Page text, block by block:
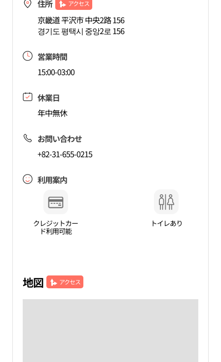
住所 アクセス
京畿道 平沢市 中央2路 156
경기도 평택시 중앙2로 156
営業時間
15:00-03:00
休業日
年中無休
お問い合わせ
+82-31-655-0215
利用案内
クレジットカー
ド利用可能
トイレあり
地図 アクセス